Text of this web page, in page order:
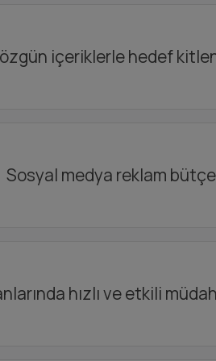
içeriklerle hedef
Sosyal medya reklam
hızlı ve etkili